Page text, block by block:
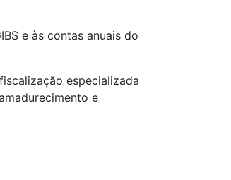
e às contas anuais do
especializada
e